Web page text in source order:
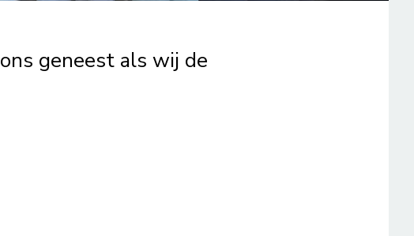
geneest als wij de